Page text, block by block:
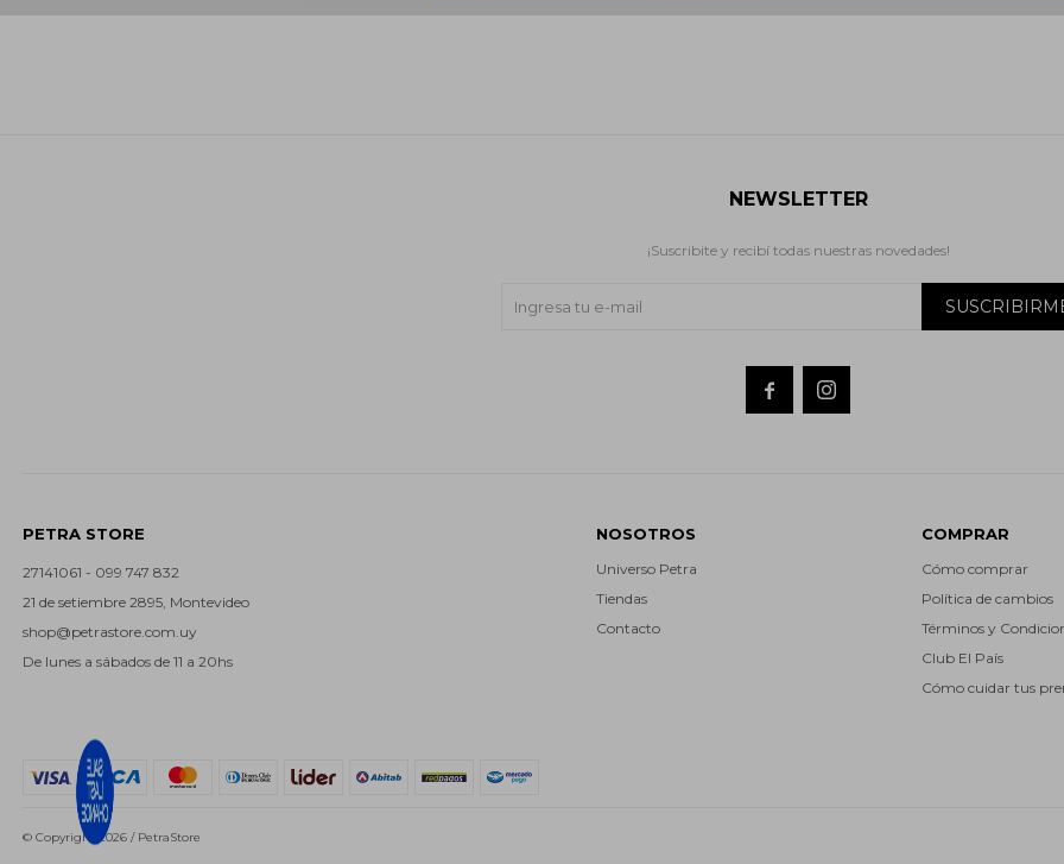
PETRA STORE
27141061 - 099 747 832
21 de setiembre 2895, Montevideo
shop@petrastore.com.uy
De lunes a sábados de 11 a 20hs
NOSOTROS
Universo Petra
Tiendas
Contacto
COMPRAR
Cómo comprar
Política de cambios
Términos y
Club El País
Cómo cuidar tus
NEWSLETTER
¡Suscribite y recibí todas nuestras novedades!
 
© Copyright 2026 / PetraStore